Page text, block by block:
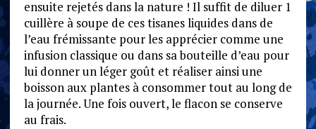
ensuite rejetés dans la nature ! Il suffit de diluer 1
cuillère à soupe de ces tisanes liquides dans de
l’eau frémissante pour les apprécier comme une
infusion classique ou dans sa bouteille d’eau pour
lui donner un léger goût et réaliser ainsi une
boisson aux plantes à consommer tout au long de
la journée. Une fois ouvert, le flacon se conserve
au frais.